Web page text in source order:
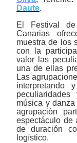
Daute.
El Festival
Canarias
muestra de los
con la
valor las
una de ellas
Las
interpretando
música y
agrupación
espectáculo de
de duración
logístico.